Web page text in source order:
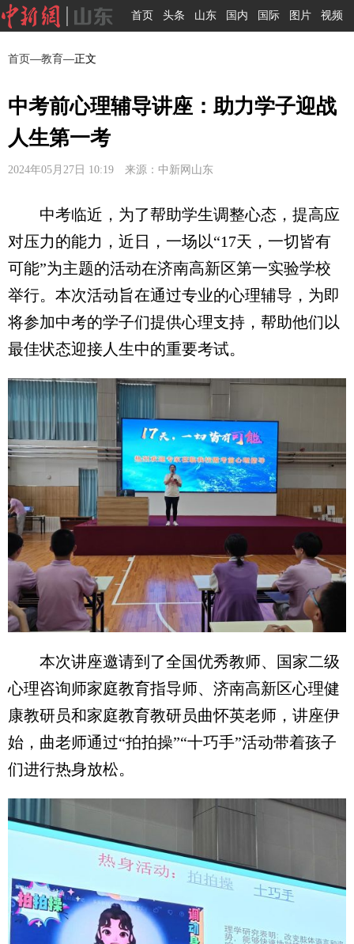
首页 头条 山东 国内 国际 图片 视频
首页—教育—正文
中考前心理辅导讲座：助力学子迎战
人生第一考
2024年05月27日 10:19 来源：中新网山东
中考临近，为了帮助学生调整心态，提高应
对压力的能力，近日，一场以“17天，一切皆有
可能”为主题的活动在济南高新区第一实验学校
举行。本次活动旨在通过专业的心理辅导，为即
将参加中考的学子们提供心理支持，帮助他们以
最佳状态迎接人生中的重要考试。
本次讲座邀请到了全国优秀教师、国家二级
心理咨询师家庭教育指导师、济南高新区心理健
康教研员和家庭教育教研员曲怀英老师，讲座伊
始，曲老师通过“拍拍操”“十巧手”活动带着孩子
们进行热身放松。